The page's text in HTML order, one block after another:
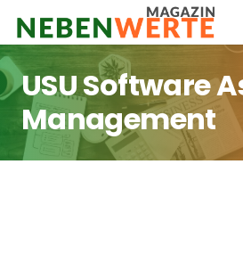
USU Software
Management